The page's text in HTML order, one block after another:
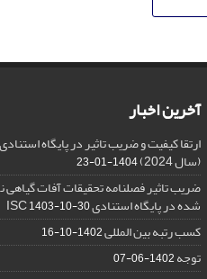
آخرین اخبار
(سال 2024) 1404-01-23
ضریب تاثیر فصلنامه تحقیقات آفات گیاهی
شده در پایگاه استنادی ISC1403-10-30
کسب رتبه بین المللی1402-10-16
توجه1402-06-07